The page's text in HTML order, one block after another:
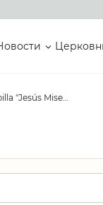
Capilla "Jesús Misericordioso"